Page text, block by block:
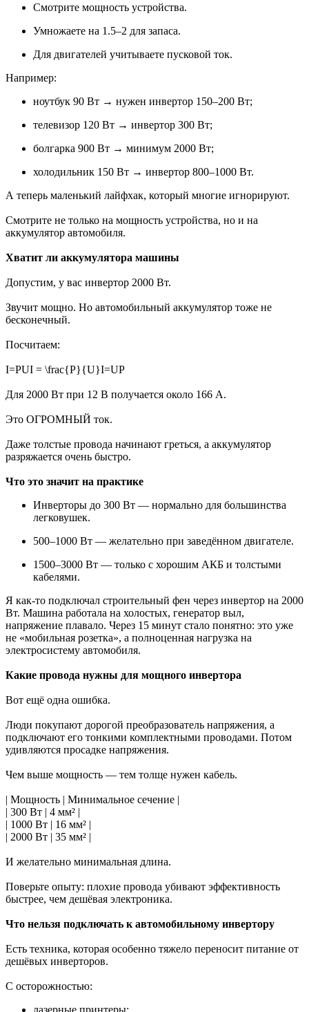
Смотрите мощность устройства.
Умножаете на 1.5–2 для запаса.
Для двигателей учитываете пусковой ток.
Например:
ноутбук 90 Вт → нужен инвертор 150–200 Вт;
телевизор 120 Вт → инвертор 300 Вт;
болгарка 900 Вт → минимум 2000 Вт;
холодильник 150 Вт → инвертор 800–1000 Вт.
А теперь маленький лайфхак, который многие игнорируют.
Смотрите не только на мощность устройства, но и на
аккумулятор автомобиля.
Хватит ли аккумулятора машины
Допустим, у вас инвертор 2000 Вт.
Звучит мощно. Но автомобильный аккумулятор тоже не
бесконечный.
Посчитаем:
I=PUI = \frac{P}{U}I=UP​
Для 2000 Вт при 12 В получается около 166 А.
Это ОГРОМНЫЙ ток.
Даже толстые провода начинают греться, а аккумулятор
разряжается очень быстро.
Что это значит на практике
Инверторы до 300 Вт — нормально для большинства
легковушек.
500–1000 Вт — желательно при заведённом двигателе.
1500–3000 Вт — только с хорошим АКБ и толстыми
кабелями.
Я как-то подключал строительный фен через инвертор на 2000
Вт. Машина работала на холостых, генератор выл,
напряжение плавало. Через 15 минут стало понятно: это уже
не «мобильная розетка», а полноценная нагрузка на
электросистему автомобиля.
Какие провода нужны для мощного инвертора
Вот ещё одна ошибка.
Люди покупают дорогой преобразователь напряжения, а
подключают его тонкими комплектными проводами. Потом
удивляются просадке напряжения.
Чем выше мощность — тем толще нужен кабель.
| Мощность | Минимальное сечение |
| 300 Вт | 4 мм² |
| 1000 Вт | 16 мм² |
| 2000 Вт | 35 мм² |
И желательно минимальная длина.
Поверьте опыту: плохие провода убивают эффективность
быстрее, чем дешёвая электроника.
Что нельзя подключать к автомобильному инвертору
Есть техника, которая особенно тяжело переносит питание от
дешёвых инверторов.
С осторожностью:
лазерные принтеры;